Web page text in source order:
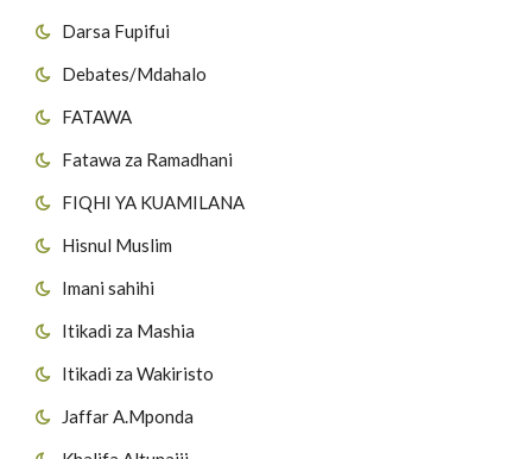
Darsa Fupifui
Debates/Mdahalo
FATAWA
Fatawa za Ramadhani
FIQHI YA KUAMILANA
Hisnul Muslim
Imani sahihi
Itikadi za Mashia
Itikadi za Wakiristo
Jaffar A.Mponda